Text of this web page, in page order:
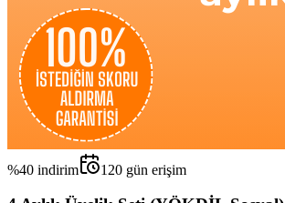
%40 indirim 120 gün erişim